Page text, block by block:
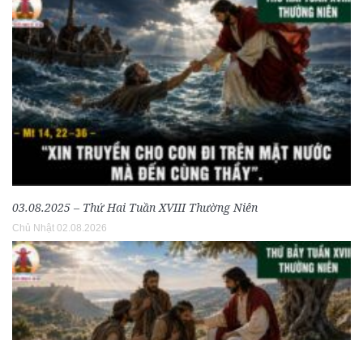
03.08.2025 – Thứ Hai Tuần XVIII Thường Niên
Chủ Nhật 02.08.2026